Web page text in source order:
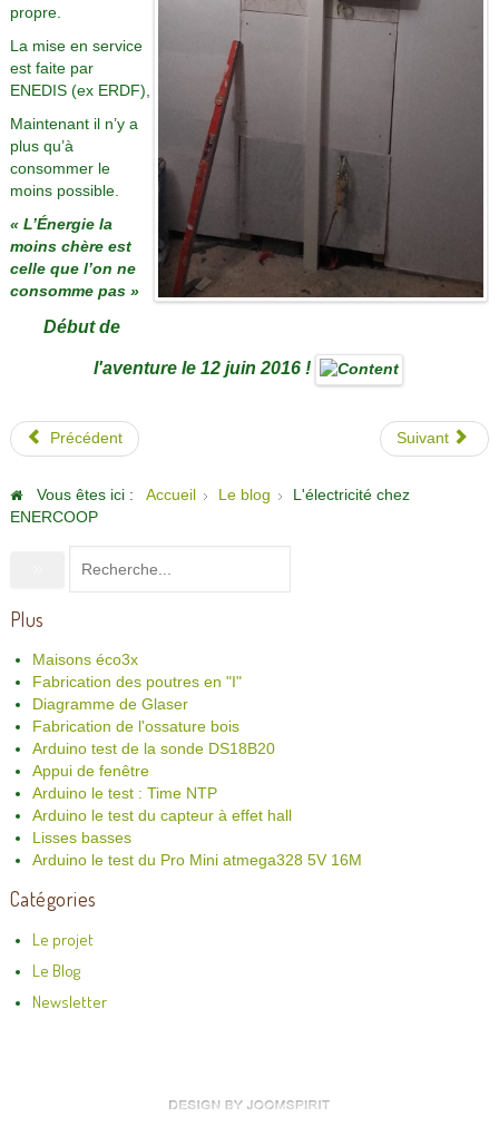
propre.
La mise en service
est faite par
ENEDIS (ex ERDF),
Maintenant il n’y a
plus qu’à
consommer le
moins possible.
« L’Énergie la
moins chère est
celle que l’on ne
consomme pas »
Début de
l'aventure le 12 juin 2016 !
Précédent Suivant
Vous êtes ici : Accueil Le blog
L'électricité chez
ENERCOOP
Plus
Maisons éco3x
Fabrication des poutres en "I"
Diagramme de Glaser
Fabrication de l'ossature bois
Arduino test de la sonde DS18B20
Appui de fenêtre
Arduino le test : Time NTP
Arduino le test du capteur à effet hall
Lisses basses
Arduino le test du Pro Mini atmega328 5V 16M
Catégories
Le projet
Le Blog
Newsletter